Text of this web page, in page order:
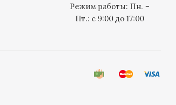
Режим работы: Пн. –
Пт.: с 9:00 до 17:00